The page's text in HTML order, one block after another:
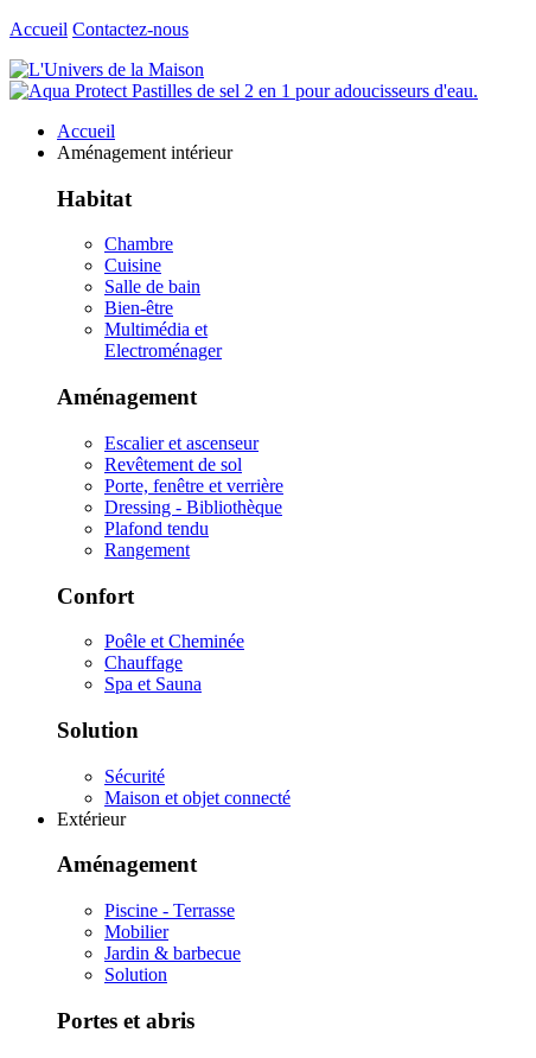
Accueil Contactez-nous
Accueil
Aménagement intérieur
Habitat
Chambre
Cuisine
Salle de bain
Bien-être
Multimédia et
Electroménager
Aménagement
Escalier et ascenseur
Revêtement de sol
Porte, fenêtre et verrière
Dressing - Bibliothèque
Plafond tendu
Rangement
Confort
Poêle et Cheminée
Chauffage
Spa et Sauna
Solution
Sécurité
Maison et objet connecté
Extérieur
Aménagement
Piscine - Terrasse
Mobilier
Jardin & barbecue
Solution
Portes et abris